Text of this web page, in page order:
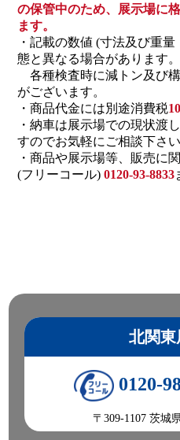
の保管中のため、展示場に
ます。
・記載の数値 (寸法及び重
態と異なる場合があります。
各種検査時に減トン及び
がございます。
・商品代金には別途消費税
・納車は展示場での現状渡
すのでお気軽にご相談下さい
・商品や展示場等、販売に
(フリーコール) 0120-93-8833
北関東
0120-
〒309-1107 茨城